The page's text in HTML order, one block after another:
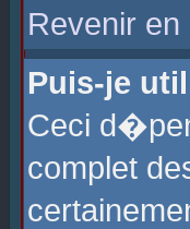
Revenir
Puis-je
Ceci
complet